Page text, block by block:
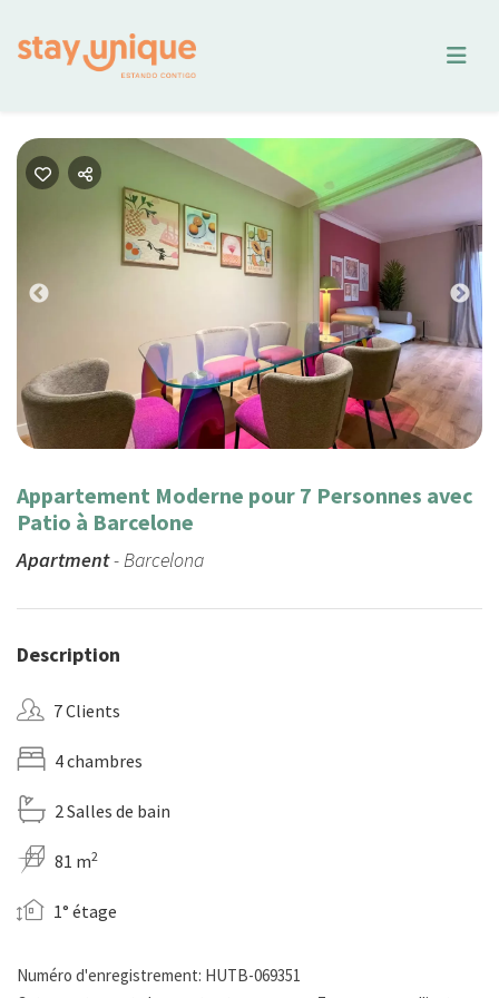
Appartement Moderne pour 7 Personnes avec
Patio à Barcelone
Apartment- Barcelona
Description
7 Clients
4 chambres
2 Salles de bain
81 m2
1° étage
Numéro d'enregistrement: HUTB-069351